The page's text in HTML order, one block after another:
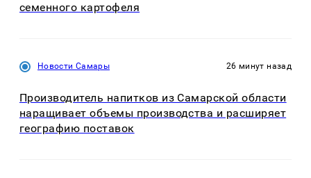
семенного картофеля
Новости Самары 26 минут назад
Производитель напитков из Самарской области
наращивает объемы производства и расширяет
географию поставок